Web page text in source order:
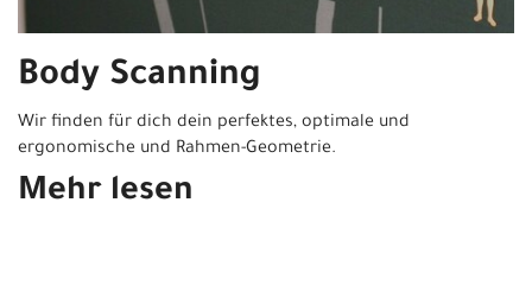
Body Scanning
Wir finden für dich dein perfektes, optimale und
ergonomische und Rahmen-Geometrie.
Mehr lesen